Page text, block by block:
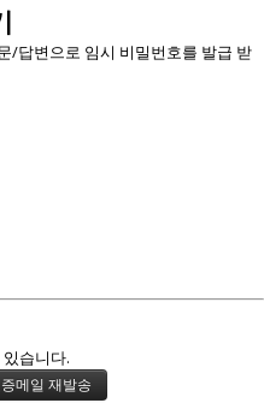
/답변으로 임시 비밀번호를 발급 받
습니다.